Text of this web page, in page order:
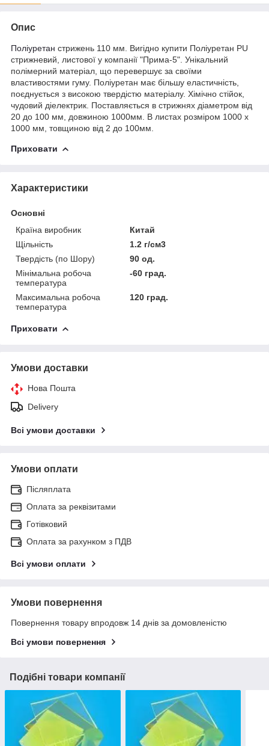
Опис
Поліуретан стрижень 110 мм. Вигідно купити Поліуретан PU
стрижневий, листової у компанії "Прима-5". Унікальний
полімерний матеріал, що перевершує за своїми
властивостями гуму. Поліуретан має більшу еластичність,
поєднується з високою твердістю матеріалу. Хімічно стійок,
чудовий діелектрик. Поставляється в стрижнях діаметром від
20 до 100 мм, довжиною 1000мм. В листах розміром 1000 х
1000 мм, товщиною від 2 до 100мм.
Приховати
Характеристики
Основні
Країна виробник
Китай
Щільність
1.2 г/см3
Твердість (по Шору)
90 од.
Мінімальна робоча
температура
-60 град.
Максимальна робоча
температура
120 град.
Приховати
Умови доставки
Нова Пошта
Delivery
Всі умови доставки
Умови оплати
Післяплата
Оплата за реквізитами
Готівковий
Оплата за рахунком з ПДВ
Всі умови оплати
Умови повернення
Повернення товару впродовж 14 днів за домовленістю
Всі умови повернення
Подібні товари компанії